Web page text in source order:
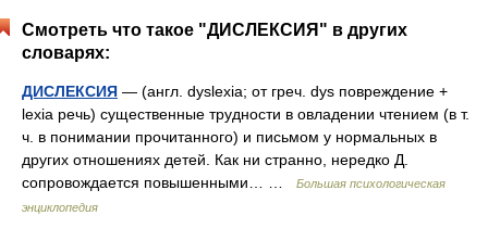
Смотреть что такое "ДИСЛЕКСИЯ" в других
словарях:
ДИСЛЕКСИЯ — (англ. dyslexia; от греч. dys повреждение +
lexia речь) существенные трудности в овладении чтением (в т.
ч. в понимании прочитанного) и письмом у нормальных в
других отношениях детей. Как ни странно, нередко Д.
сопровождается повышенными… …
Большая психологическая
энциклопедия